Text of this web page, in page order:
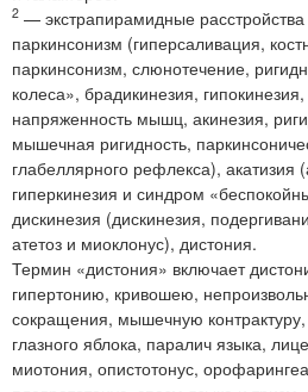
2 — экстрапирамидные расстройства
паркинсонизм (гиперсаливация,
паркинсонизм, слюнотечение,
колеса», брадикинезия,
напряженность мышц, акинезия,
мышечная ригидность,
глабеллярного рефлекса), акатизия
гиперкинезия и синдром
дискинезия (дискинезия,
атетоз и миоклонус), дистония.
Термин «дистония» включает
гипертонию, кривошею,
сокращения, мышечную
глазного яблока, паралич языка,
миотония, опистотонус,